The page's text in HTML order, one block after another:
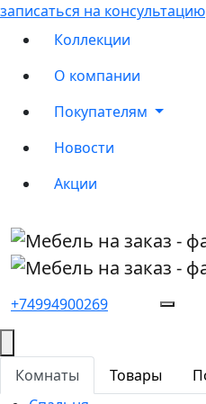
записаться на консультацию
Коллекции
О компании
Покупателям
Новости
Акции
+74994900269